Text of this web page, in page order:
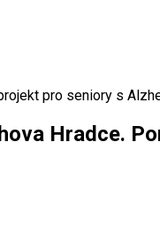
pro seniory s
Hradce.